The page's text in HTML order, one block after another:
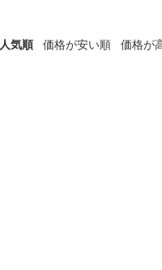
人気順 価格が安い順 価格が